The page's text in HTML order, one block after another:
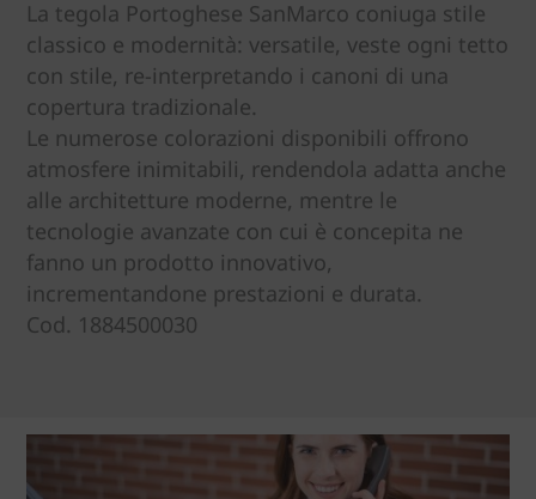
La tegola Portoghese SanMarco coniuga stile
classico e modernità: versatile, veste ogni tetto
con stile, re-interpretando i canoni di una
copertura tradizionale.
Le numerose colorazioni disponibili offrono
atmosfere inimitabili, rendendola adatta anche
alle architetture moderne, mentre le
tecnologie avanzate con cui è concepita ne
fanno un prodotto innovativo,
incrementandone prestazioni e durata.
Cod. 1884500030